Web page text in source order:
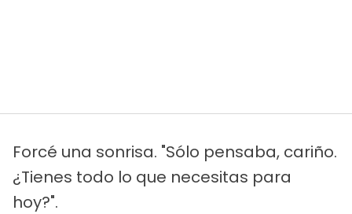
Forcé una sonrisa. "Sólo pensaba, cariño.
¿Tienes todo lo que necesitas para
hoy?".